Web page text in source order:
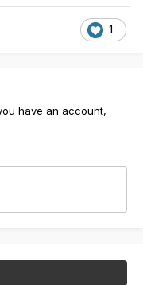
1
have an account,